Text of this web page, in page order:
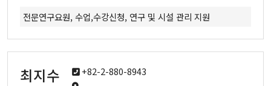
전문연구요원, 수업,수강신청, 연구 및 시설 관리 지원
최지수 +82-2-880-8943
Curriculum